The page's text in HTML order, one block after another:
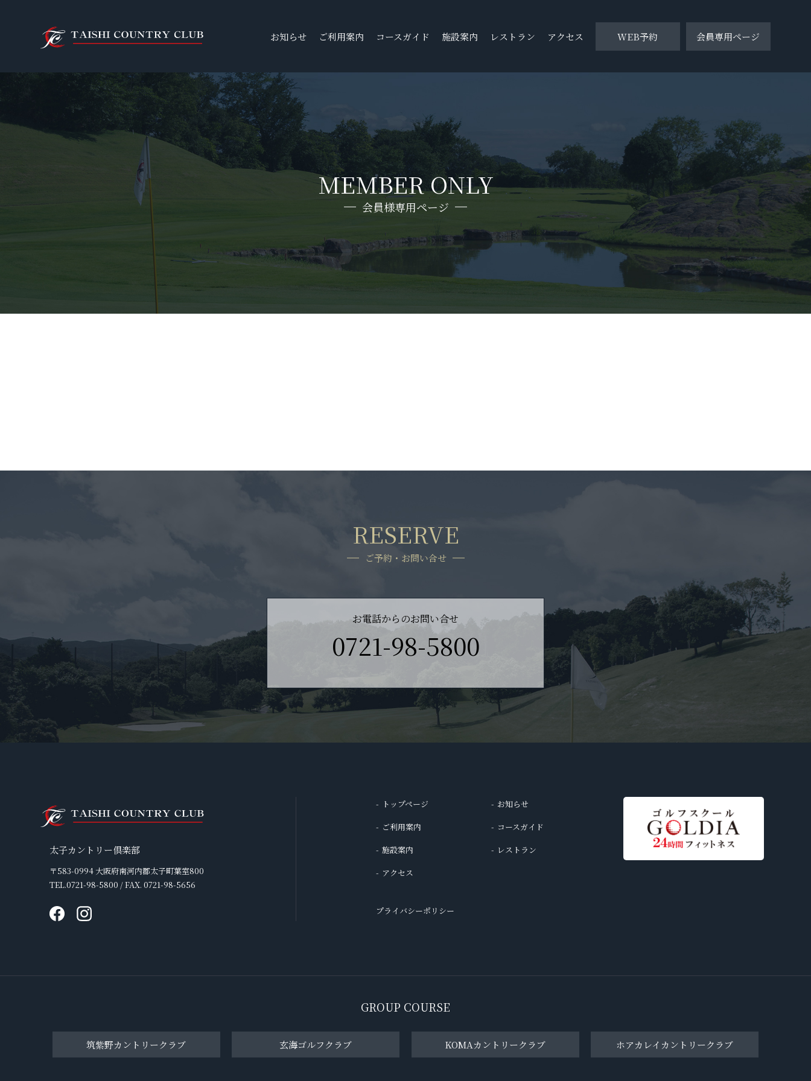
お知らせ ご利用案内 コースガイド 施設案内 レストラン アクセス WEB予約 会員専用ページ
MEMBER ONLY
会員様専用ページ
RESERVE
ご予約・お問い合せ
お電話からのお問い合せ
0721-98-5800
太子カントリー倶楽部
〒583-0994 大阪府南河内郡太子町葉室800
TEL.0721-98-5800 / FAX. 0721-98-5656
トップページ
お知らせ
ご利用案内
コースガイド
施設案内
レストラン
アクセス
プライバシーポリシー
GROUP COURSE
筑紫野カントリークラブ 玄海ゴルフクラブ KOMAカントリークラブ ホアカレイカントリークラブ